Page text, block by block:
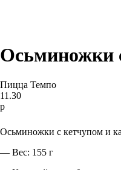
Осьминожки
Пицца Темпо
11.30
р
Осьминожки с кетчупом и
— Вес: 155 г